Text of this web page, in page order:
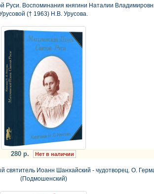
Руси. Воспоминания княгини Наталии
(† 1963) Н.В. Урусова.
280 р. Нет в наличии
святитель Иоанн Шанхайский - чудотворец. О.
(Подмошенский)